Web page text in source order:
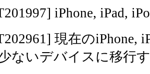
] iPhone, iPad,
] 現在のiPhone,
ないデバイスに移行